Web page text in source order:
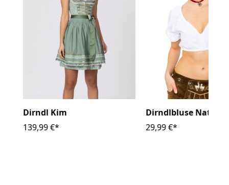
Dirndl Kim
139,99 €*
Dirndlbluse
29,99 €*